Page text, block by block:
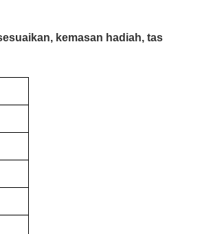
kemasan hadiah, tas